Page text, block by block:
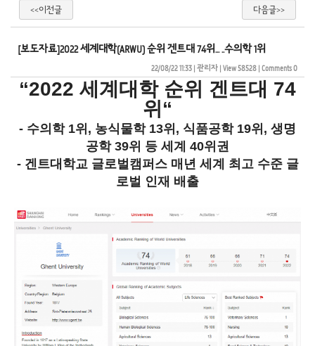
<<이전글 다음글>>
[보도자료]2022 세계대학(ARWU) 순위 겐트대 74위... ..수의학 1위
22/08/22 11:33| 관리자| View 58528| Comments 0
“2022 세계대학 순위 겐트대 74
위“
- 수의학 1위, 농식물학 13위, 식품공학 19위, 생명
공학 39위 등 세계 40위권
- 겐트대학교 글로벌캠퍼스 매년 세계 최고 수준 글
로벌 인재 배출